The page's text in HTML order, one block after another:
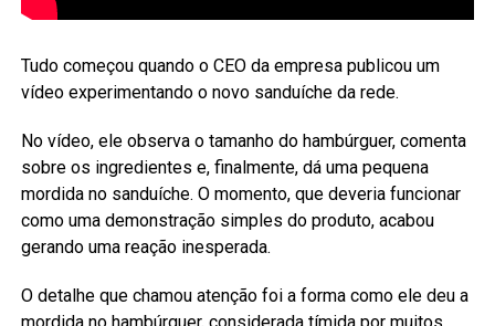
Tudo começou quando o CEO da empresa publicou um
vídeo experimentando o novo sanduíche da rede.
No vídeo, ele observa o tamanho do hambúrguer, comenta
sobre os ingredientes e, finalmente, dá uma pequena
mordida no sanduíche. O momento, que deveria funcionar
como uma demonstração simples do produto, acabou
gerando uma reação inesperada.
O detalhe que chamou atenção foi a forma como ele deu a